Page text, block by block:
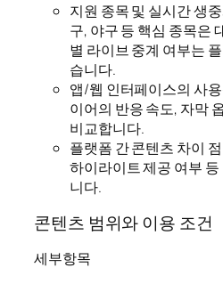
지원 종목 및 실시간 생
구, 야구 등 핵심 종목은
별 라이브 중계 여부는
습니다.
앱/웹 인터페이스의 사
이어의 반응 속도, 자막
비교합니다.
플랫폼 간 콘텐츠 차이
하이라이트 제공 여부
니다.
콘텐츠 범위와 이용 조건
세부항목